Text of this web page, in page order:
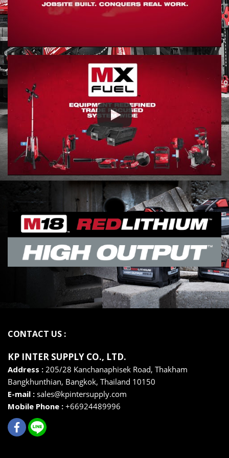
CONTACT US :
KP INTER SUPPLY CO., LTD.
Address : 205/28 Kanchanaphisek Road, Thakham
Bangkhunthian, Bangkok, Thailand 10150
E-mail : sales@kpintersupply.com
Mobile Phone : +66924489996